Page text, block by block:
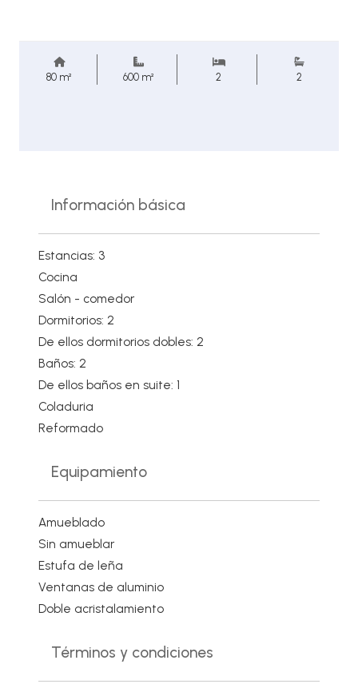
80 m² 600 m² 2 2
Información básica
Estancias: 3
Cocina
Salón - comedor
Dormitorios: 2
De ellos dormitorios dobles: 2
Baños: 2
De ellos baños en suite: 1
Coladuria
Reformado
Equipamiento
Amueblado
Sin amueblar
Estufa de leña
Ventanas de aluminio
Doble acristalamiento
Términos y condiciones